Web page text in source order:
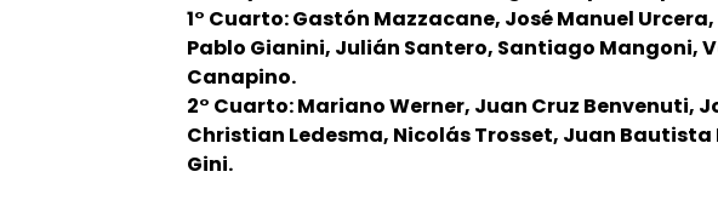
1° Cuarto: Gastón Mazzacane, José Manuel
Pablo Gianini, Julián Santero, Santiago Mangoni,
Canapino.
2° Cuarto: Mariano Werner, Juan Cruz Benvenuti,
Christian Ledesma, Nicolás Trosset, Juan Bautista
Gini.